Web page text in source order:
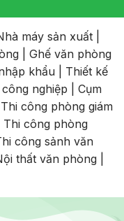
máy sản xuất
Ghế văn phòng
khẩu
Thiết kế
nghiệp
Cụm
Thi công phòng giám
Thi công phòng
công sảnh văn
thất văn phòng